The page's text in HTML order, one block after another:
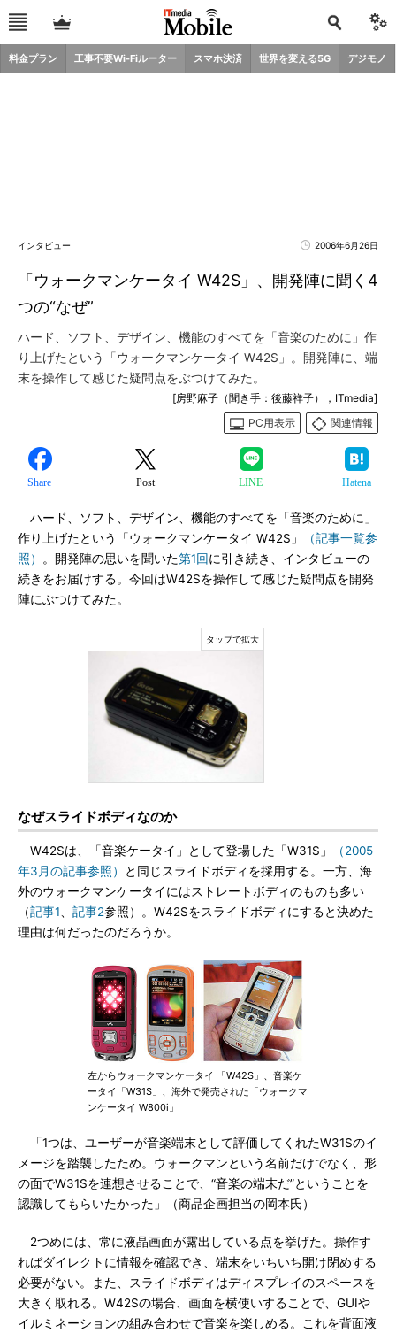
料金プラン 工事不要Wi-Fiルーター スマホ決済 世界を変える5G デジモノ
インタビュー 2006年6月26日
「ウォークマンケータイ W42S」、開発陣に聞く4
つの“なぜ”
ハード、ソフト、デザイン、機能のすべてを「音楽のために」作
り上げたという「ウォークマンケータイ W42S」。開発陣に、端
末を操作して感じた疑問点をぶつけてみた。
[房野麻子（聞き手：後藤祥子），ITmedia]
PC用表示
関連情報
Share Post LINE Hatena
ハード、ソフト、デザイン、機能のすべてを「音楽のために」
作り上げたという「ウォークマンケータイ W42S」
（記事一覧参
照）
。開発陣の思いを聞いた第1回に引き続き、インタビューの
続きをお届けする。今回はW42Sを操作して感じた疑問点を開発
陣にぶつけてみた。
なぜスライドボディなのか
W42Sは、「音楽ケータイ」として登場した「W31S」
（2005
年3月の記事参照）
と同じスライドボディを採用する。一方、海
外のウォークマンケータイにはストレートボディのものも多い
（記事1 記事2参照）。W42Sをスライドボディにすると決めた
理由は何だったのだろうか。
左からウォークマンケータイ 「W42S」、音楽ケ
ータイ「W31S」、海外で発売された「ウォークマ
ンケータイ W800i」
「1つは、ユーザーが音楽端末として評価してくれたW31Sのイ
メージを踏襲したため。ウォークマンという名前だけでなく、形
の面でW31Sを連想させることで、“音楽の端末だ”ということを
認識してもらいたかった」（商品企画担当の岡本氏）
2つめには、常に液晶画面が露出している点を挙げた。操作す
ればダイレクトに情報を確認でき、端末をいちいち開け閉めする
必要がない。また、スライドボディはディスプレイのスペースを
大きく取れる。W42Sの場合、画面を横使いすることで、GUIや
イルミネーションの組み合わせで音楽を楽しめる。これを背面液